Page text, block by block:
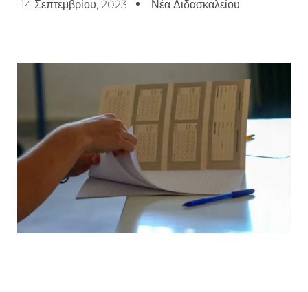
14 Σεπτεμβρίου, 2023 Νέα Διδασκαλείου